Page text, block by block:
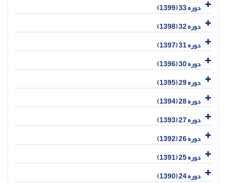
دوره 33 (1399)
دوره 32 (1398)
دوره 31 (1397)
دوره 30 (1396)
دوره 29 (1395)
دوره 28 (1394)
دوره 27 (1393)
دوره 26 (1392)
دوره 25 (1391)
دوره 24 (1390)